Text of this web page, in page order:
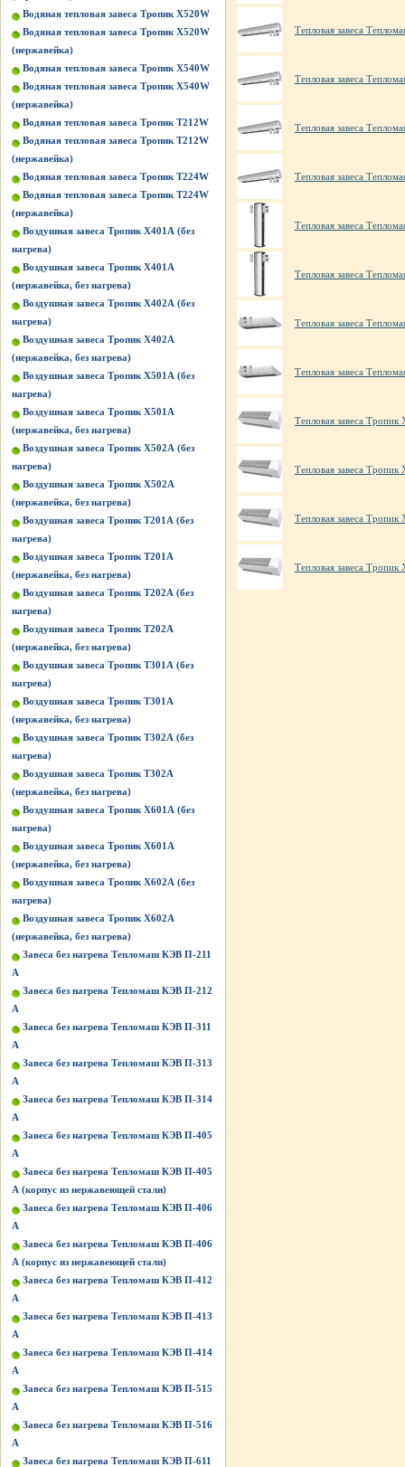
Водяная тепловая завеса Тропик X520W
Водяная тепловая завеса Тропик X520W
(нержавейка)
Водяная тепловая завеса Тропик X540W
Водяная тепловая завеса Тропик X540W
(нержавейка)
Водяная тепловая завеса Тропик Т212W
Водяная тепловая завеса Тропик Т212W
(нержавейка)
Водяная тепловая завеса Тропик Т224W
Водяная тепловая завеса Тропик Т224W
(нержавейка)
Воздушная завеса Тропик X401А (без
нагрева)
Воздушная завеса Тропик X401А
(нержавейка, без нагрева)
Воздушная завеса Тропик X402А (без
нагрева)
Воздушная завеса Тропик X402А
(нержавейка, без нагрева)
Воздушная завеса Тропик X501А (без
нагрева)
Воздушная завеса Тропик X501А
(нержавейка, без нагрева)
Воздушная завеса Тропик X502А (без
нагрева)
Воздушная завеса Тропик X502А
(нержавейка, без нагрева)
Воздушная завеса Тропик Т201А (без
нагрева)
Воздушная завеса Тропик Т201А
(нержавейка, без нагрева)
Воздушная завеса Тропик Т202А (без
нагрева)
Воздушная завеса Тропик Т202А
(нержавейка, без нагрева)
Воздушная завеса Тропик Т301А (без
нагрева)
Воздушная завеса Тропик Т301А
(нержавейка, без нагрева)
Воздушная завеса Тропик Т302А (без
нагрева)
Воздушная завеса Тропик Т302А
(нержавейка, без нагрева)
Воздушная завеса Тропик Х601А (без
нагрева)
Воздушная завеса Тропик Х601А
(нержавейка, без нагрева)
Воздушная завеса Тропик Х602А (без
нагрева)
Воздушная завеса Тропик Х602А
(нержавейка, без нагрева)
Завеса без нагрева Тепломаш КЭВ П-211
А
Завеса без нагрева Тепломаш КЭВ П-212
А
Завеса без нагрева Тепломаш КЭВ П-311
А
Завеса без нагрева Тепломаш КЭВ П-313
А
Завеса без нагрева Тепломаш КЭВ П-314
А
Завеса без нагрева Тепломаш КЭВ П-405
А
Завеса без нагрева Тепломаш КЭВ П-405
А (корпус из нержавеющей стали)
Завеса без нагрева Тепломаш КЭВ П-406
А
Завеса без нагрева Тепломаш КЭВ П-406
А (корпус из нержавеющей стали)
Завеса без нагрева Тепломаш КЭВ П-412
А
Завеса без нагрева Тепломаш КЭВ П-413
А
Завеса без нагрева Тепломаш КЭВ П-414
А
Завеса без нагрева Тепломаш КЭВ П-515
A
Завеса без нагрева Тепломаш КЭВ П-516
A
Завеса без нагрева Тепломаш КЭВ П-611
Тепловая завеса
Тепловая завеса
Тепловая завеса
Тепловая завеса
Тепловая завеса
Тепловая завеса
Тепловая завеса
Тепловая завеса
Тепловая завеса Тропик
Тепловая завеса
Тепловая завеса Тропик
Тепловая завеса